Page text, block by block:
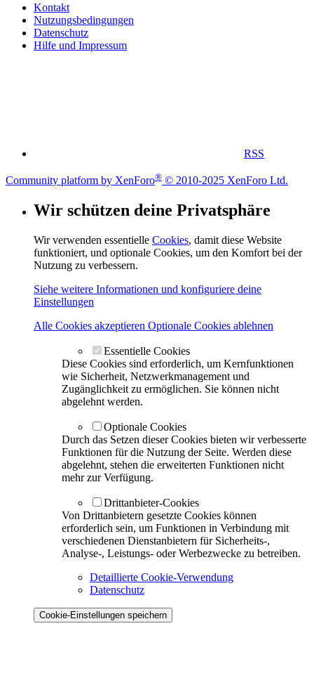
Kontakt
Nutzungsbedingungen
Datenschutz
Hilfe und Impressum
RSS
Community platform by XenForo® © 2010-2025 XenForo Ltd.
Wir schützen deine Privatsphäre
Wir verwenden essentielle Cookies, damit diese Website
funktioniert, und optionale Cookies, um den Komfort bei der
Nutzung zu verbessern.
Siehe weitere Informationen und konfiguriere deine
Einstellungen
Alle Cookies akzeptieren Optionale Cookies ablehnen
Essentielle Cookies
Diese Cookies sind erforderlich, um Kernfunktionen
wie Sicherheit, Netzwerkmanagement und
Zugänglichkeit zu ermöglichen. Sie können nicht
abgelehnt werden.
Optionale Cookies
Durch das Setzen dieser Cookies bieten wir verbesserte
Funktionen für die Nutzung der Seite. Werden diese
abgelehnt, stehen die erweiterten Funktionen nicht
mehr zur Verfügung.
Drittanbieter-Cookies
Von Drittanbietern gesetzte Cookies können
erforderlich sein, um Funktionen in Verbindung mit
verschiedenen Dienstanbietern für Sicherheits-,
Analyse-, Leistungs- oder Werbezwecke zu betreiben.
Detaillierte Cookie-Verwendung
Datenschutz
Cookie-Einstellungen speichern